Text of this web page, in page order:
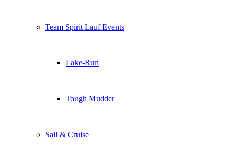
Team Spirit Lauf Events
Lake-Run
Tough Mudder
Sail & Cruise